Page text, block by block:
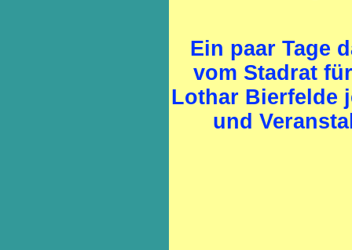
Ein paar Tage
vom Stadrat
Lothar Bierfelde
und